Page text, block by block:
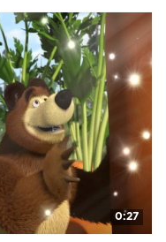
0:27